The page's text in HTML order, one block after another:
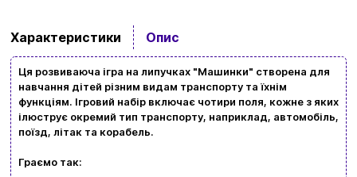
Характеристики Опис
Ця розвиваюча ігра на липучках "Машинки" створена для
навчання дітей різним видам транспорту та їхнім
функціям. Ігровий набір включає чотири поля, кожне з яких
ілюструє окремий тип транспорту, наприклад, автомобіль,
поїзд, літак та корабель.
Граємо так:Вхід